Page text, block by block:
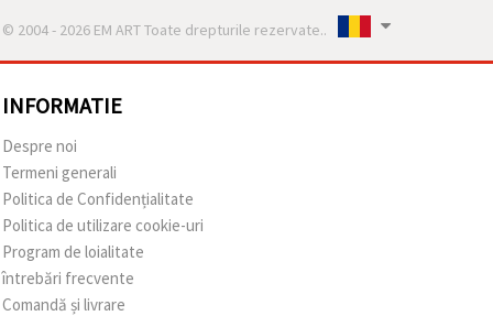
© 2004 - 2026 EM ART Toate drepturile rezervate..
INFORMATIE
Despre noi
Termeni generali
Politica de Confidențialitate
Politica de utilizare cookie-uri
Program de loialitate
întrebări frecvente
Comandă și livrare